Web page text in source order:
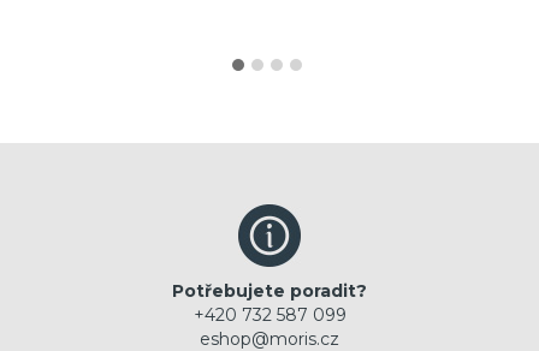
Potřebujete poradit?
+420 732 587 099
eshop@moris.cz